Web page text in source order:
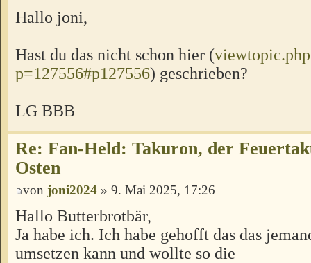
Hallo joni,
Hast du das nicht schon hier (
p=127556#p127556) geschrieben?
LG BBB
Re: Fan-Held: Takuron, der
Osten
von joni2024 » 9. Mai 2025, 17:26
Hallo Butterbrotbär,
Ja habe ich. Ich habe gehofft das das
umsetzen kann und wollte so die